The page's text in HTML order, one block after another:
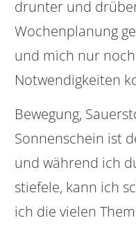
drunter und
Wochenplanung
und mich nur
Notwendigkeiten
Bewegung,
Sonnenschein ist
und während ich
stiefele, kann ich
ich die vielen